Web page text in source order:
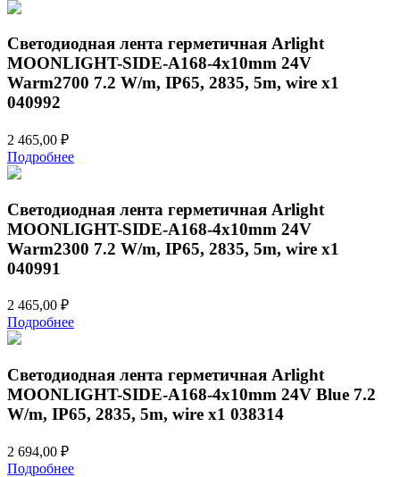
Светодиодная лента герметичная Arlight
MOONLIGHT-SIDE-A168-4x10mm 24V
Warm2700 7.2 W/m, IP65, 2835, 5m, wire x1
040992
2 465,00 ₽
Подробнее
Светодиодная лента герметичная Arlight
MOONLIGHT-SIDE-A168-4x10mm 24V
Warm2300 7.2 W/m, IP65, 2835, 5m, wire x1
040991
2 465,00 ₽
Подробнее
Светодиодная лента герметичная Arlight
MOONLIGHT-SIDE-A168-4x10mm 24V Blue 7.2
W/m, IP65, 2835, 5m, wire x1 038314
2 694,00 ₽
Подробнее